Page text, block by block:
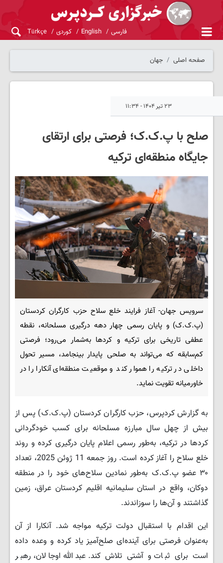
فارسی English کوردی Türkçe
صفحه اصلی جهان
۲۳ تیر ۱۴۰۴ - ۱۱:۳۴
صلح با پ.ک.ک؛ فرصتی برای ارتقای
جایگاه منطقه‌ای ترکیه
سرویس جهان- آغاز فرایند خلع سلاح حزب کارگران کردستان
(پ.ک.ک) و پایان رسمی چهار دهه درگیری مسلحانه، نقطه
عطفی تاریخی برای ترکیه و کردها به‌شمار می‌رود؛ فرصتی
کم‌سابقه که می‌تواند به صلحی پایدار بینجامد، مسیر تحول
داخلی در ترکیه را هموار کند و موقعیت منطقه‌ای آنکارا را در
خاورمیانه تقویت نماید.
به گزارش کردپرس، حزب کارگران کردستان (پ.ک.ک) پس از
بیش از چهل سال مبارزه مسلحانه برای کسب خودگردانی
کردها در ترکیه، به‌طور رسمی اعلام پایان درگیری کرده و روند
خلع سلاح را آغاز کرده است. روز جمعه 11 ژوئن 2025، تعداد
۳۰ عضو پ.ک.ک به‌طور نمادین سلاح‌های خود را در منطقه
دوکان، واقع در استان سلیمانیه اقلیم کردستان عراق، زمین
گذاشتند و آن‌ها را سوزاندند.
این اقدام با استقبال دولت ترکیه مواجه شد. آنکارا از آن
به‌عنوان فرصتی برای آینده‌ای صلح‌آمیز یاد کرده و وعده داده
است برای ثبات و آشتی تلاش کند. عبدالله اوجالان، رهبر